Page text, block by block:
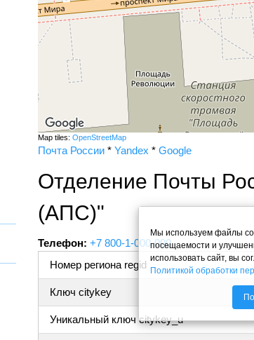
Map tiles: OpenStreetMap
Почта России * Yandex * Google
Отделение Почты
(АПС)"
Телефон: +7 800-1-000-000
Номер региона regid
Ключ citykey
Уникальный ключ citykey_u
Мы используем файлы
посещаемости и
использовать сайт, вы
Политикой обработки